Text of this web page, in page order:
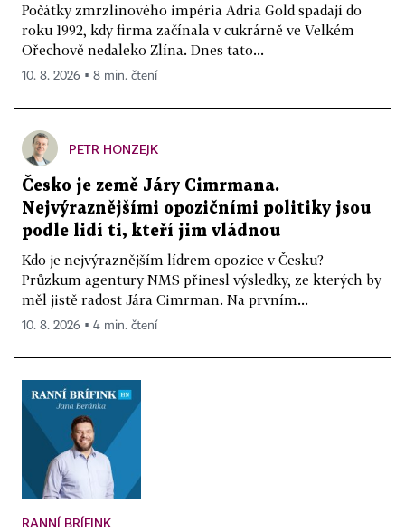
Počátky zmrzlinového impéria Adria Gold spadají do
roku 1992, kdy firma začínala v cukrárně ve Velkém
Ořechově nedaleko Zlína. Dnes tato...
10. 8. 2026 ▪ 8 min. čtení
PETR HONZEJK
Česko je země Járy Cimrmana.
Nejvýraznějšími opozičními politiky jsou
podle lidí ti, kteří jim vládnou
Kdo je nejvýraznějším lídrem opozice v Česku?
Průzkum agentury NMS přinesl výsledky, ze kterých by
měl jistě radost Jára Cimrman. Na prvním...
10. 8. 2026 ▪ 4 min. čtení
RANNÍ BRÍFINK